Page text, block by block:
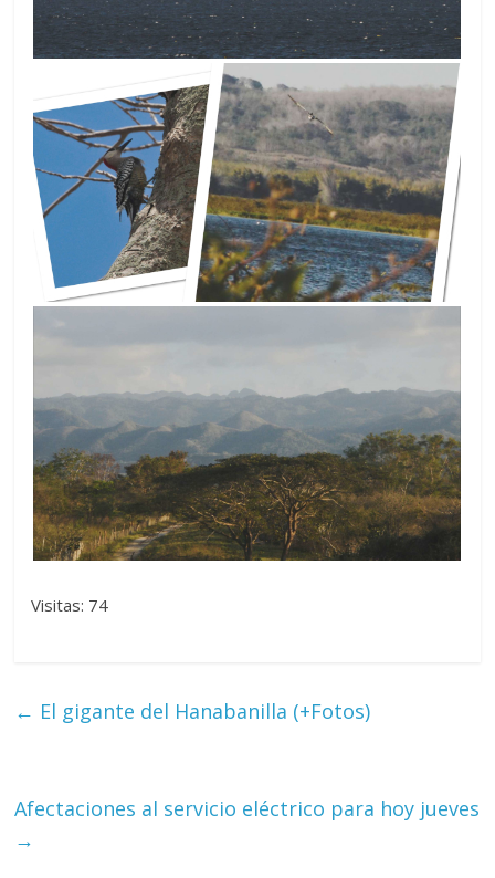
Visitas: 74
← El gigante del Hanabanilla (+Fotos)
Afectaciones al servicio eléctrico para hoy jueves
→